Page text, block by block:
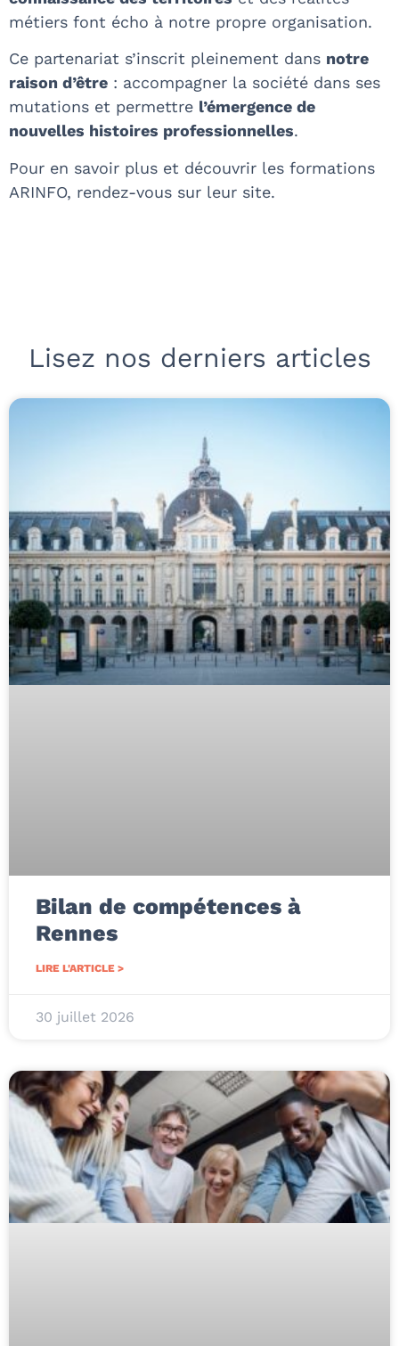
métiers font écho à notre propre organisation.
Ce partenariat s’inscrit pleinement dans notre
raison d’être : accompagner la société dans ses
mutations et permettre l’émergence de
nouvelles histoires professionnelles.
Pour en savoir plus et découvrir les formations
ARINFO, rendez-vous sur leur site.
Lisez nos derniers articles
Bilan de compétences à
Rennes
LIRE L'ARTICLE >
30 juillet 2026